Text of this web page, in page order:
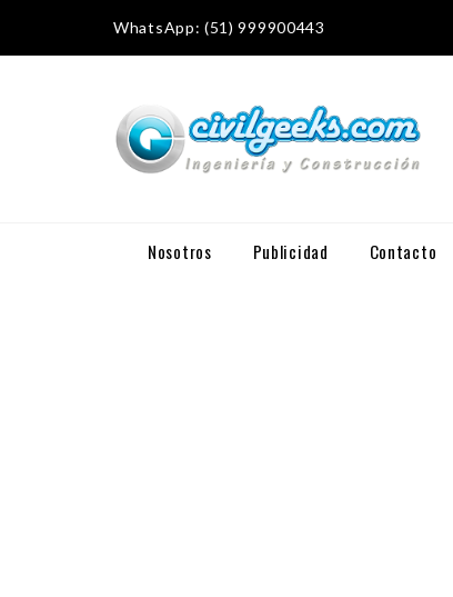
WhatsApp: (51) 999900443
Nosotros Publicidad Contacto